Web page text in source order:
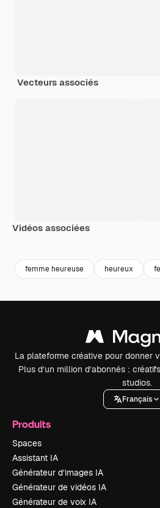
Vecteurs associés
Vidéos associées
femme heureuse heureux
La plateforme créative pour donner
Plus d’un million d’abonnés :
studios.
Français
Produits
Spaces
Assistant IA
Générateur d’images IA
Générateur de vidéos IA
Générateur de voix IA